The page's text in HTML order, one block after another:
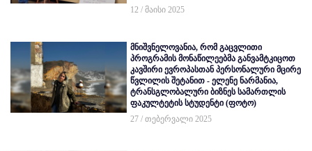
12 / მაისი 2025
მნიშვნელოვანია, რომ გაცვლითი
პროგრამის მონაწილეებმა განვამტკიცოთ
კავშირი ევროპასთან პერსონალური მცირე
წვლილის შეტანით - ელენე ნარმანია,
ტრანსგლობალური ბიზნეს სამართლის
ფაკულტეტის სტუდენტი (ფოტო)
27 / თებერვალი 2025